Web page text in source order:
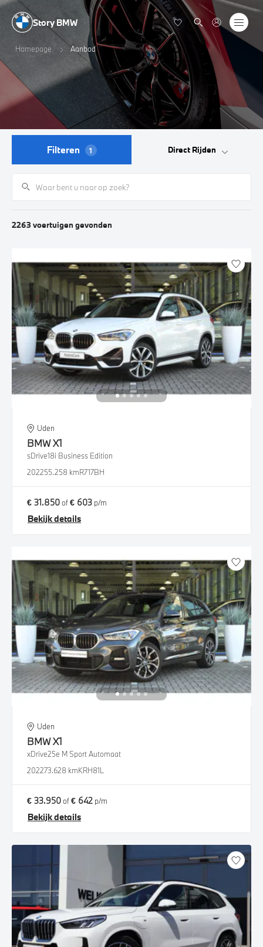
Story BMW
Homepage Aanbod
Filteren 1 Direct Rijden
2263 voertuigen gevonden
Uden
BMWX1
sDrive18i Business Edition
202255.258 kmR717BH
€ 31.850of€ 603 p/m
Bekijk details
Uden
BMWX1
xDrive25e M Sport Automaat
202273.628 kmKRH81L
€ 33.950of€ 642 p/m
Bekijk details